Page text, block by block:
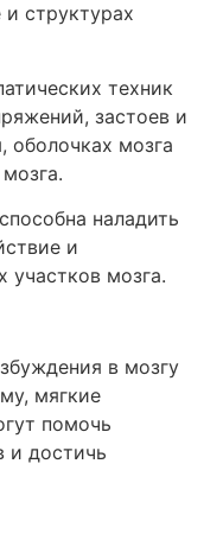
структурах
техник
застоев и
оболочках мозга
наладить
и
участков мозга.
в мозгу
мягкие
помочь
и достичь